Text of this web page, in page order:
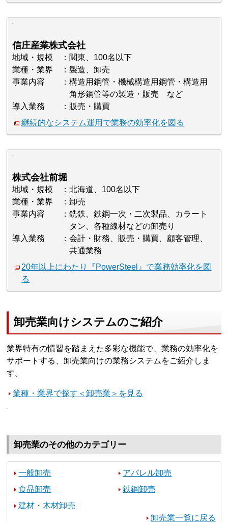
信庄産業株式会社
地域・規模
関東、100名以下
業種・業界
製造、卸売
事業内容
構造用鋼管・機械構造用鋼管・構造用
角形鋼管等の製造・販売 など
導入業務
販売・購買
継続的なシステム運用で業務の効率化を図る
株式会社前堀
地域・規模
北海道、100名以下
業種・業界
卸売
事業内容
銑鉄、鉄鋼一次・二次製品、カラート
タン、各種線材などの卸売り
導入業務
会計・財務、販売・購買、顧客管理、
共通業務
20年以上にわたり『PowerSteel』で業務効率化を図
る
卸売業向けシステムのご紹介
業界特有の慣習を踏まえた多彩な機能で、業務の効率化を
サポートする、卸売業向けの業務システムをご紹介しま
す。
業種・業界で探す＜卸売業＞を見る
卸売業のその他のカテゴリー
一般卸売
アパレル卸売
食品卸売
鉄鋼卸売
建材・木材卸売
卸売業一覧に戻る